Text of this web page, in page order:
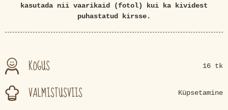
kasutada nii vaarikaid (fotol) kui ka kividest
puhastatud kirsse.
KOGUS 16 tk
VALMISTUSVIIS Küpsetamine